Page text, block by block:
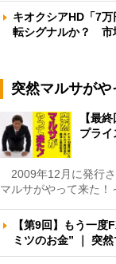
キオクシアHD「7
転シグナルか？ 市
突然マルサがや
【最
プラ
2009年12月に発行
マルサがやって来た！
【第9回】もう一
ミツのお金” ｜ 突